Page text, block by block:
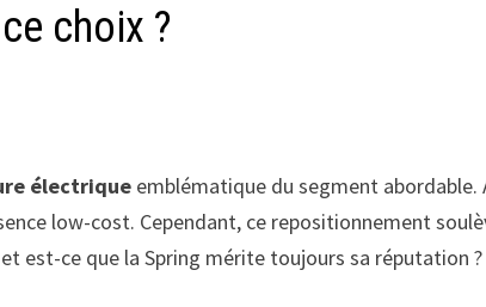
choix ?
électrique emblématique du segment
low-cost. Cependant, ce repositionnement
est-ce que la Spring mérite toujours sa réputation ?